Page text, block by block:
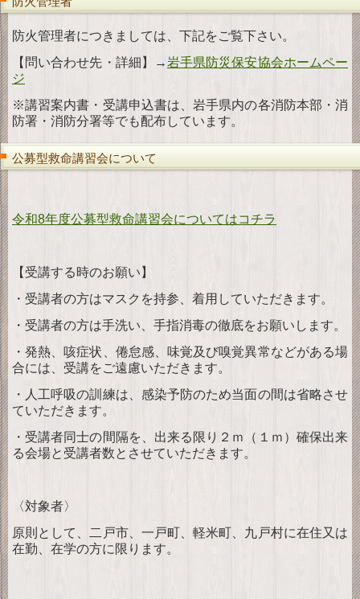
防火管理者につきましては、下記をご覧下さい。
【問い合わせ先・詳細】→岩手県防災保安協会ホームペー
ジ
※講習案内書・受講申込書は、岩手県内の各消防本部・消
防署・消防分署等でも配布しています。
公募型救命講習会について
令和8年度公募型救命講習会についてはコチラ
【受講する時のお願い】
・受講者の方はマスクを持参、着用していただきます。
・受講者の方は手洗い、手指消毒の徹底をお願いします。
・発熱、咳症状、倦怠感、味覚及び嗅覚異常などがある場
合には、受講をご遠慮いただきます。
・人工呼吸の訓練は、感染予防のため当面の間は省略させ
ていただきます。
・受講者同士の間隔を、出来る限り２ｍ（１ｍ）確保出来
る会場と受講者数とさせていただきます。
〈対象者〉
原則として、二戸市、一戸町、軽米町、九戸村に在住又は
在勤、在学の方に限ります。